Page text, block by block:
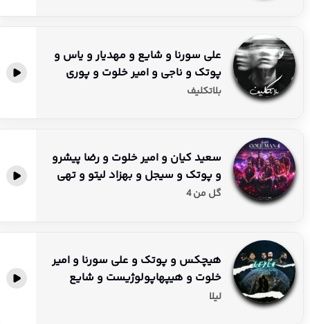
علی سورنا و شایع و مهدیار و یاس و
پوتک و ناجی و امیر خلوت و پوری
بلاتکلیف
سعید کیان و امیر خلوت و رضا پیشرو
و پوتک و سیجل و بهزاد لیتو و تهی
گل من 4
هیچکس و پوتک و علی سورنا و امیر
خلوت و هیپهاپولوژیست و شایع
لیلا